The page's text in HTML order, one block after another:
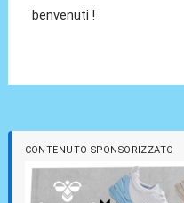
benvenuti !
CONTENUTO SPONSORIZZATO